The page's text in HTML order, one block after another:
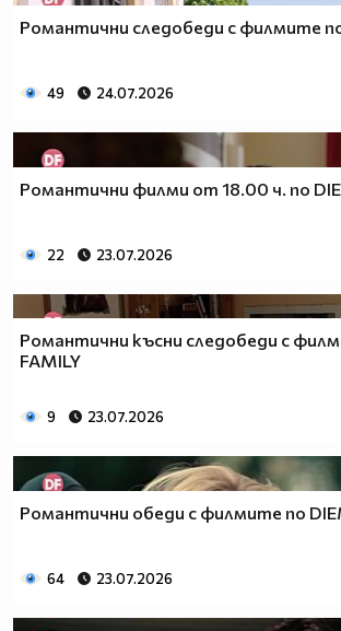
Романтични следобеди с филмите
49 24.07.2026
Романтични филми от 18.00 ч. по
22 23.07.2026
Романтични късни следобеди с
FAMILY
9 23.07.2026
Романтични обеди с филмите по
64 23.07.2026